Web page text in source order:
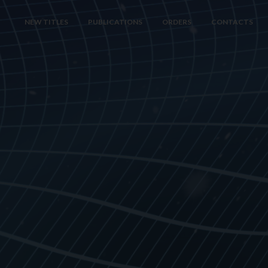
NEW TITLES PUBLICATIONS ORDERS CONTACTS